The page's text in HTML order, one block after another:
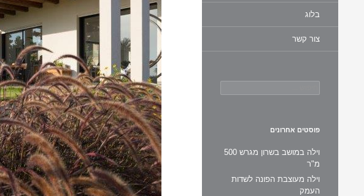
בלוג
צור קשר
פוסטים אחרונים
וילה במושב בשרון מגרש 500
מ"ר
וילה מעוצבת הפונה לשדות
העמק